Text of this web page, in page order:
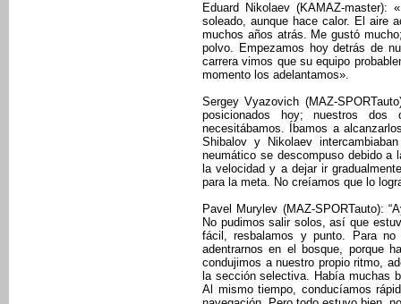
Eduard Nikolaev (KAMAZ-
soleado, aunque hace calor. El aire
muchos años atrás. Me gustó
polvo. Empezamos hoy detrás de
carrera vimos que su equipo
momento los adelantamos».
Sergey Vyazovich (MAZ-
posicionados hoy; nuestros
necesitábamos. Íbamos a
Shibalov y Nikolaev
neumático se descompuso debido a
la velocidad y a dejar ir
para la meta. No creíamos que lo
Pavel Murylev (MAZ-SPORTauto):
No pudimos salir solos, así que
fácil, resbalamos y punto. Para
adentrarnos en el bosque, porque
condujimos a nuestro propio ritmo,
la sección selectiva. Había muchas
Al mismo tiempo, conducíamos